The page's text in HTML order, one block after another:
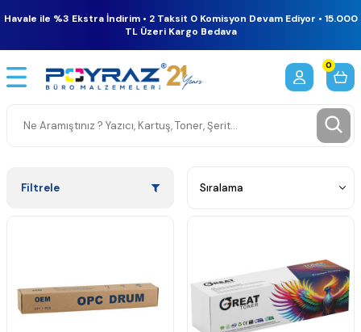
Havale ile %3 Ekstra İndirim • 2 Taksit 0 Komisyon Devam Ediyor • 15.000
TL Üzeri Kargo Bedava
0
Filtrele